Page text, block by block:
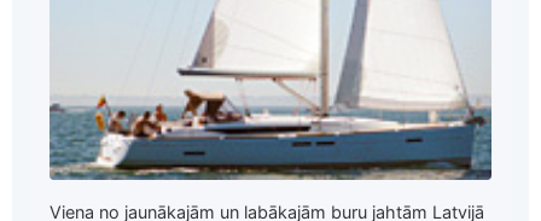
Viena no jaunākajām un labākajām buru jahtām Latvijā